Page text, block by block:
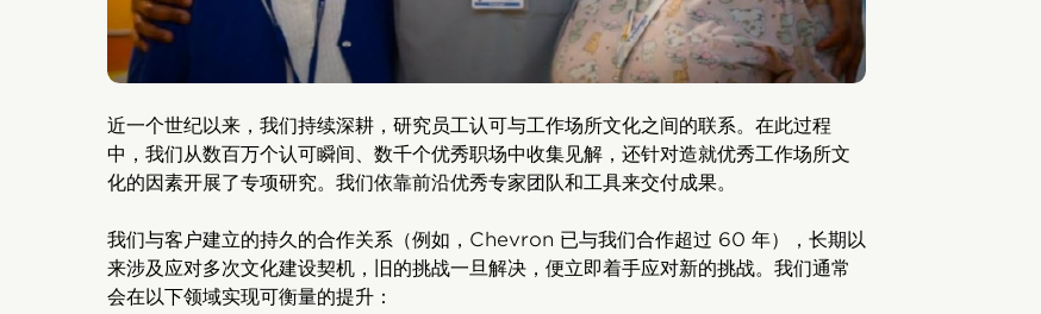
近一个世纪以来，我们持续深耕，研究员工认可与工作场所文化之间的联系。在此过程
中，我们从数百万个认可瞬间、数千个优秀职场中收集见解，还针对造就优秀工作场所文
化的因素开展了专项研究。我们依靠前沿优秀专家团队和工具来交付成果。
我们与客户建立的持久的合作关系（例如，Chevron 已与我们合作超过 60 年），长期以
来涉及应对多次文化建设契机，旧的挑战一旦解决，便立即着手应对新的挑战。我们通常
会在以下领域实现可衡量的提升：